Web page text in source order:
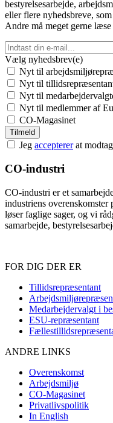
bestyrelsesarbejde,
eller flere nyhedsbreve,
Andre må meget gerne læse
Vælg nyhedsbrev(e)
Nyt til
Nyt til
Nyt til
Nyt til medlemmer af
CO-Magasinet
Jeg acceptererat
CO-industri
CO-industri er et
industriens
løser faglige sager, og vi
samarbejde,
Sidefod
FOR DIG DER ER
Tillidsrepræsentant
Medarbejdervalgt i
ESU-repræsentant
ANDRE LINKS
Overenskomst
Arbejdsmiljø
CO-Magasinet
Privatlivspolitik
In English